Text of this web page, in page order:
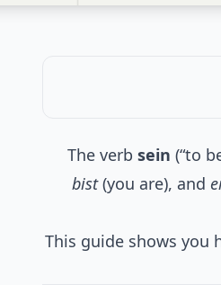
The verb sein (“to
bist(you are), and
This guide shows you